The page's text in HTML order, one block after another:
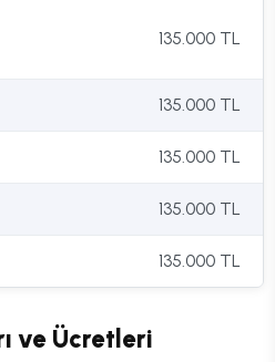
135.000 TL
135.000 TL
135.000 TL
135.000 TL
135.000 TL
ve Ücretleri